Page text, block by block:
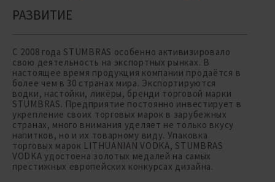
РАЗВИТИЕ
С 2008 года STUMBRAS особенно активизировало
свою деятельность на экспортных рынках. В
настоящее время продукция компании продаётся в
более чем в 30 странах мира. Экспортируются
водки, настойки, ликёры, бренди торговой марки
STUMBRAS. Предприятие постоянно инвестирует в
укрепление своих торговых марок в зарубежных
странах, много внимания уделяет не только вкусу
напитков, но и их товарному виду. Упаковка
торговых марок LITHUANIAN VODKA, STUMBRAS
VODKA удостоена золотых медалей на самых
престижных европейских конкурсах дизайна.